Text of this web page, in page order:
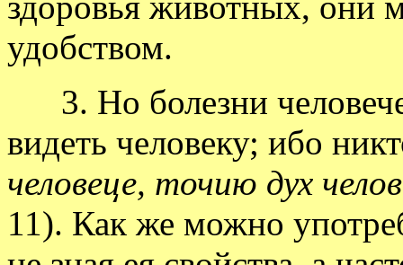
удобством.
3. Но болезни
видеть человеку; ибо
человеце, точию дух
11). Как же можно